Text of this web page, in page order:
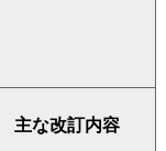
主な改訂内容